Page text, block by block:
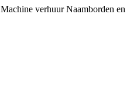
Machine verhuur Naamborden en